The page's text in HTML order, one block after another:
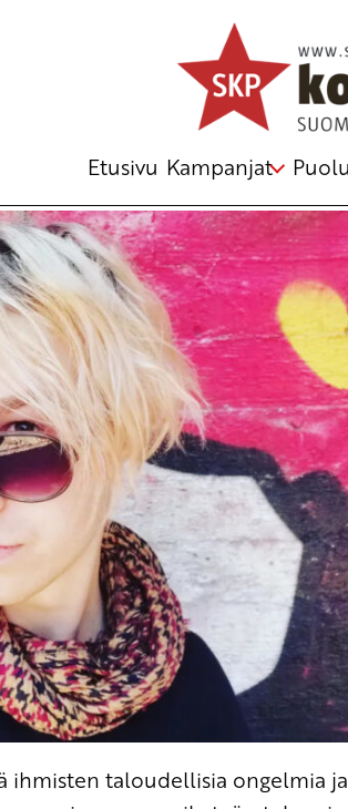
Etusivu Kampanjat
ongelmia
ihmisten taloudellisia ongelmia